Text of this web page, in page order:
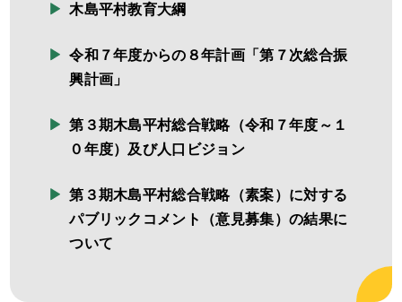
木島平村教育大綱
令和７年度からの８年計画「第７次総合振
興計画」
第３期木島平村総合戦略（令和７年度～１
０年度）及び人口ビジョン
第３期木島平村総合戦略（素案）に対する
パブリックコメント（意見募集）の結果に
ついて